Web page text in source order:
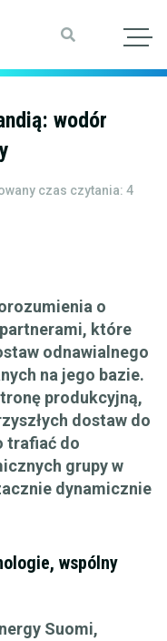
wodór
czas czytania: 4
o
które
odnawialnego
na jego bazie.
produkcyjną,
dostaw do
trafiać do
grupy w
dynamicznie
wspólny
Suomi,